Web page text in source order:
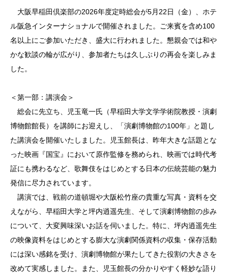
大阪早稲田倶楽部の2026年度定時総会が5月22日（金）、ホテ
ル阪急インターナショナルで開催されました。ご来賓を含め100
名以上にご参加いただき、盛大に行われました。懇親会では和や
かな歓談の輪が広がり、参加者たちは久しぶりの再会を楽しみま
した。
＜第一部：講演会＞
総会に先立ち、児玉竜一氏（早稲田大学文学学術院教授・演劇
博物館館長）を講師にお迎えし、「演劇博物館の100年」と題し
た講演会を開催いたしました。児玉館長は、昨年大きな話題とな
った映画『国宝』において原作監修を務められ、映画では時代考
証にも携わるなど、歌舞伎をはじめとする日本の伝統芸能の魅力
発信に尽力されています。
講演では、戦前の道頓堀や大阪松竹座の貴重な写真・資料を交
えながら、早稲田大学と坪内逍遥先生、そして演劇博物館の歩み
について、大変興味深いお話を伺いました。特に、坪内逍遥先生
の映像資料をはじめとする膨大な演劇関係資料の収集・保存活動
には深い感銘を受け、演劇博物館が果たしてきた役割の大きさを
改めて実感しました。また、児玉館長の分かりやすく軽妙な語り